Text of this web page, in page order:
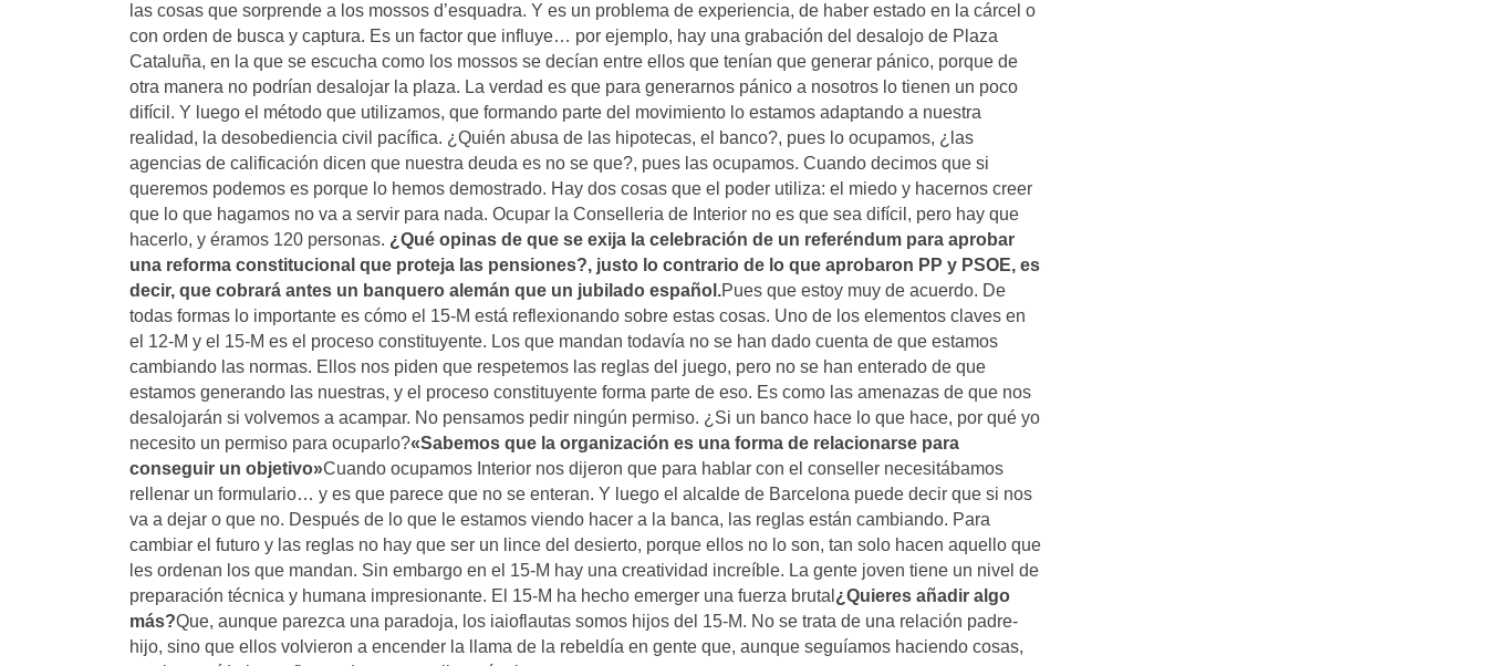
las cosas que sorprende a los mossos d’esquadra. Y es un problema de experiencia, de haber estado en la cárcel o
con orden de busca y captura. Es un factor que influye… por ejemplo, hay una grabación del desalojo de Plaza
Cataluña, en la que se escucha como los mossos se decían entre ellos que tenían que generar pánico, porque de
otra manera no podrían desalojar la plaza. La verdad es que para generarnos pánico a nosotros lo tienen un poco
difícil. Y luego el método que utilizamos, que formando parte del movimiento lo estamos adaptando a nuestra
realidad, la desobediencia civil pacífica. ¿Quién abusa de las hipotecas, el banco?, pues lo ocupamos, ¿las
agencias de calificación dicen que nuestra deuda es no se que?, pues las ocupamos. Cuando decimos que si
queremos podemos es porque lo hemos demostrado. Hay dos cosas que el poder utiliza: el miedo y hacernos creer
que lo que hagamos no va a servir para nada. Ocupar la Conselleria de Interior no es que sea difícil, pero hay que
hacerlo, y éramos 120 personas. ¿Qué opinas de que se exija la celebración de un referéndum para aprobar
una reforma constitucional que proteja las pensiones?, justo lo contrario de lo que aprobaron PP y PSOE, es
decir, que cobrará antes un banquero alemán que un jubilado español.Pues que estoy muy de acuerdo. De
todas formas lo importante es cómo el 15-M está reflexionando sobre estas cosas. Uno de los elementos claves en
el 12-M y el 15-M es el proceso constituyente. Los que mandan todavía no se han dado cuenta de que estamos
cambiando las normas. Ellos nos piden que respetemos las reglas del juego, pero no se han enterado de que
estamos generando las nuestras, y el proceso constituyente forma parte de eso. Es como las amenazas de que nos
desalojarán si volvemos a acampar. No pensamos pedir ningún permiso. ¿Si un banco hace lo que hace, por qué yo
necesito un permiso para ocuparlo?«Sabemos que la organización es una forma de relacionarse para
conseguir un objetivo»Cuando ocupamos Interior nos dijeron que para hablar con el conseller necesitábamos
rellenar un formulario… y es que parece que no se enteran. Y luego el alcalde de Barcelona puede decir que si nos
va a dejar o que no. Después de lo que le estamos viendo hacer a la banca, las reglas están cambiando. Para
cambiar el futuro y las reglas no hay que ser un lince del desierto, porque ellos no lo son, tan solo hacen aquello que
les ordenan los que mandan. Sin embargo en el 15-M hay una creatividad increíble. La gente joven tiene un nivel de
preparación técnica y humana impresionante. El 15-M ha hecho emerger una fuerza brutal ¿Quieres añadir algo
más?Que, aunque parezca una paradoja, los iaioflautas somos hijos del 15-M. No se trata de una relación padre-
hijo, sino que ellos volvieron a encender la llama de la rebeldía en gente que, aunque seguíamos haciendo cosas,